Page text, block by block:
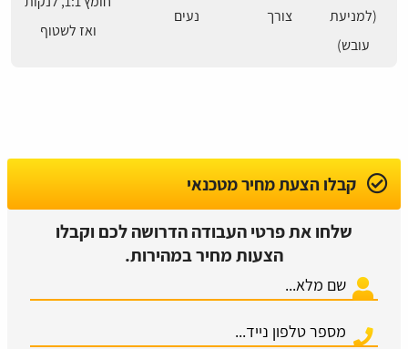
(למניעת
עובש)
צורך נעים
ואז לשטוף
קבלו הצעת מחיר מטכנאי
שלחו את פרטי העבודה הדרושה לכם וקבלו
הצעות מחיר במהירות.